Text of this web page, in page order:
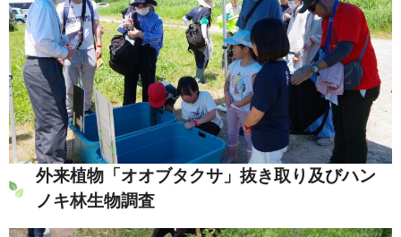
外来植物「オオブタクサ」抜き取り及びハン
ノキ林生物調査